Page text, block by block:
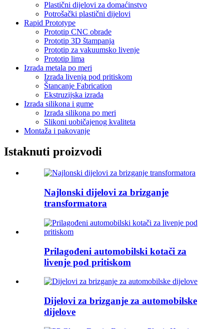
Plastični dijelovi za domaćinstvo
Potrošački plastični dijelovi
Rapid Prototype
Prototip CNC obrade
Prototip 3D štampanja
Prototip za vakuumsko livenje
Prototip lima
Izrada metala po meri
Izrada livenja pod pritiskom
Štancanje Fabrication
Ekstruzijska izrada
Izrada silikona i gume
Izrada silikona po meri
Slikoni uobičajenog kvaliteta
Montaža i pakovanje
Istaknuti proizvodi
Najlonski dijelovi za brizganje
transformatora
Prilagođeni automobilski kotači za
livenje pod pritiskom
Dijelovi za brizganje za automobilske
dijelove